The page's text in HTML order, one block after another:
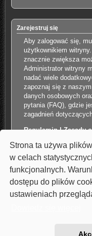
Strona ta używa
w celach
funkcjonalnych.
dostępu do plików
ustawieniach
Zarejestruj się
Aby zalogować się,
użytkownikiem
znacznie zwiększa
Administrator witryny
nadać wiele
zapoznaj się z
danych osobowych
pytania (FAQ), gdzie
zagadnień
Regulamin|Zasady
Zarejestruj się
Strona główna